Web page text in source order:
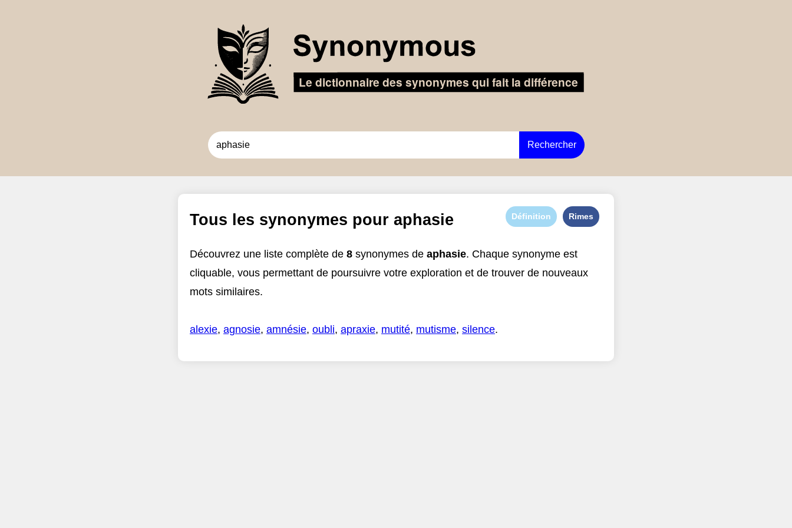
Rechercher
Tous les synonymes pour aphasie Définition Rimes
Découvrez une liste complète de 8 synonymes de aphasie. Chaque synonyme est
cliquable, vous permettant de poursuivre votre exploration et de trouver de nouveaux
mots similaires.
alexie, agnosie, amnésie, oubli, apraxie, mutité, mutisme, silence.